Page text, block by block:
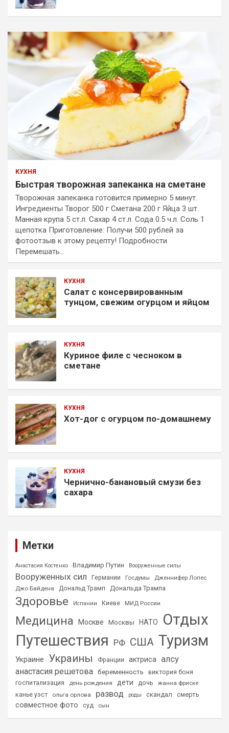
КУХНЯ
Быстрая творожная запеканка на сметане
Творожная запеканка готовится примерно 5 минут.
Ингредиенты Творог 500 г Сметана 200 г Яйца 3 шт.
Манная крупа 5 ст.л. Сахар 4 ст.л. Сода 0.5 ч.л. Соль 1
щепотка Приготовление: Получи 500 рублей за
фотоотзыв к этому рецепту! Подробности
Перемешать…
КУХНЯ
Салат с консервированным
тунцом, свежим огурцом и яйцом
КУХНЯ
Куриное филе с чесноком в
сметане
КУХНЯ
Хот-дог с огурцом по-домашнему
КУХНЯ
Чернично-банановый смузи без
сахара
Метки
Анастасия Костенко Владимир Путин Вооруженные силы
Вооруженных сил Германии Госдумы
Дженнифер Лопес
Джо Байдена
Дональд Трамп Дональда Трампа
Здоровье Испании Киеве МИД России
Медицина Москве Москвы НАТО
Отдых
Путешествия РФ США Туризм
Украине Украины Франции актриса алсу
анастасия решетова беременность
виктория боня
госпитализация
день рождения дети дочь
жанна фриске
канье уэст
ольга орлова развод роды скандал смерть
совместное фото суд сын